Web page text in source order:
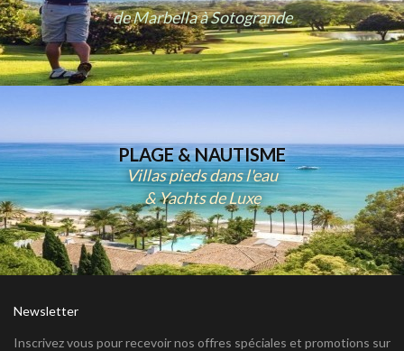
de Marbella à Sotogrande
PLAGE & NAUTISME
Villas pieds dans l'eau
& Yachts de Luxe
Newsletter
Inscrivez vous pour recevoir nos offres spéciales et promotions sur